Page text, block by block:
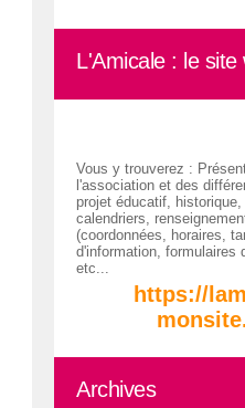
L'Amicale : le site
Vous y trouverez :
l'association et des
projet éducatif,
calendriers,
(coordonnées, horaires,
d'information, formulaires
etc...
https://
Archives